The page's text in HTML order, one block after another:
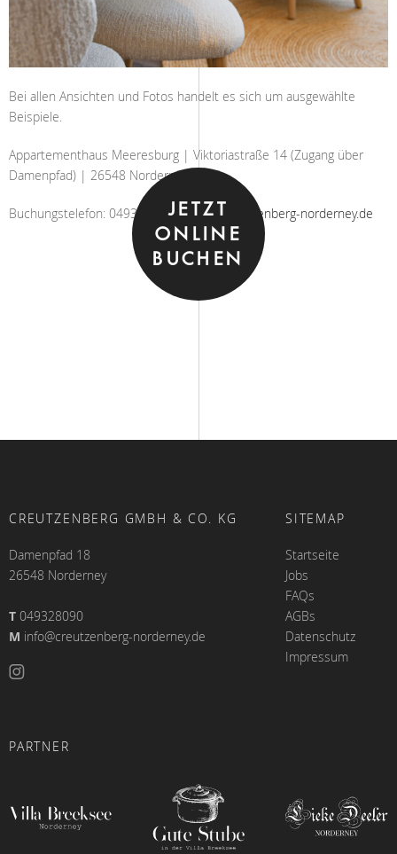
Bei allen Ansichten und Fotos handelt es sich um ausgewählte
Beispiele.
Appartementhaus Meeresburg | Viktoriastraße 14 (Zugang über
Damenpfad) | 26548 Norderney
Buchungstelefon: 04932/8090 | info@creutzenberg-norderney.de
JETZT
ONLINE
BUCHEN
CREUTZENBERG GMBH & CO. KG
Damenpfad 18
26548 Norderney
T 049328090
M info@creutzenberg-norderney.de
SITEMAP
Startseite
Jobs
FAQs
AGBs
Datenschutz
Impressum
PARTNER